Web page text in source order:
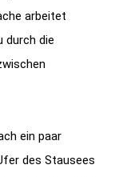
arbeitet
durch die
ein paar
des Stausees